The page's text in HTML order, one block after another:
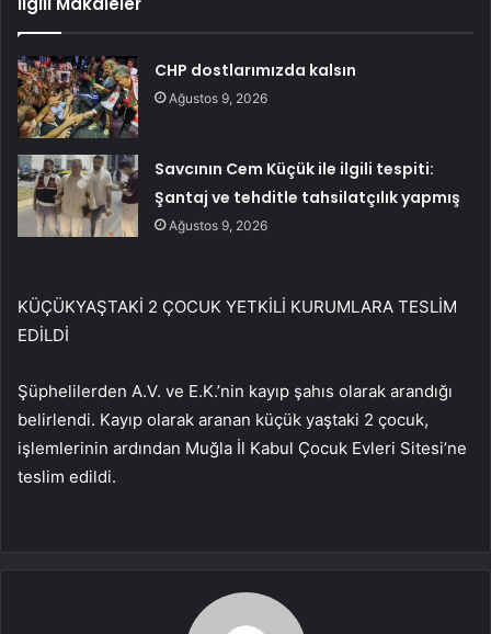
CHP dostlarımızda kalsın
Ağustos 9, 2026
Savcının Cem Küçük ile ilgili tespiti:
Şantaj ve tehditle tahsilatçılık yapmış
Ağustos 9, 2026
KÜÇÜKYAŞTAKİ 2 ÇOCUK YETKİLİ KURUMLARA TESLİM
EDİLDİ
Şüphelilerden A.V. ve E.K.’nin kayıp şahıs olarak arandığı
belirlendi. Kayıp olarak aranan küçük yaştaki 2 çocuk,
işlemlerinin ardından Muğla İl Kabul Çocuk Evleri Sitesi’ne
teslim edildi.